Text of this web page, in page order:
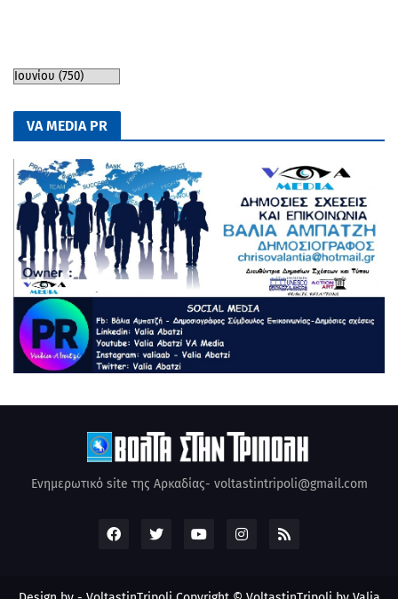
VA MEDIA PR
Ενημερωτικό site της Αρκαδίας- voltastintripoli@gmail.com